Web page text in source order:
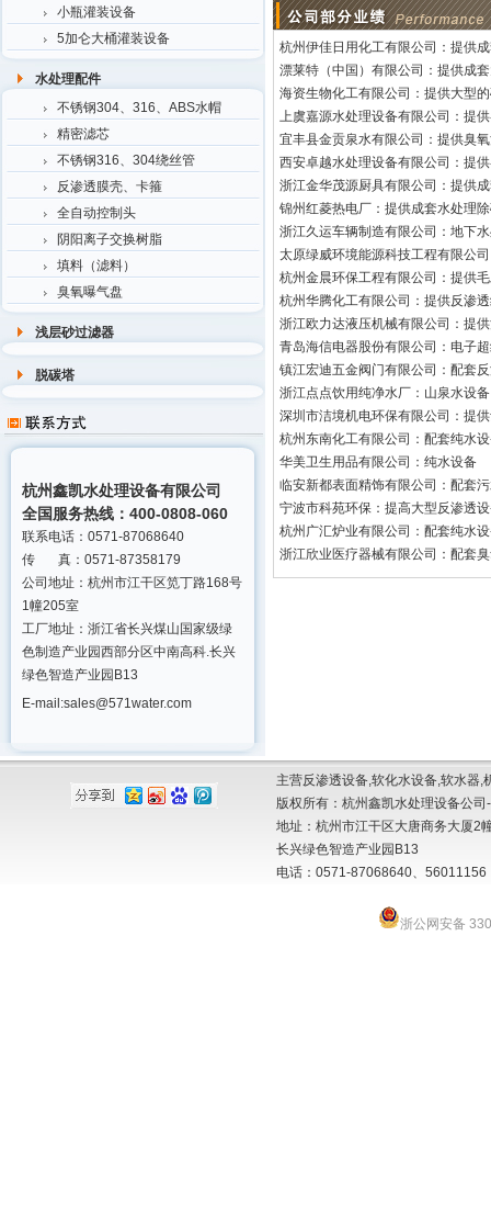
小瓶灌装设备
5加仑大桶灌装设备
水处理配件
不锈钢304、316、ABS水帽
精密滤芯
不锈钢316、304绕丝管
反渗透膜壳、卡箍
全自动控制头
阴阳离子交换树脂
填料（滤料）
臭氧曝气盘
浅层砂过滤器
脱碳塔
杭州鑫凯水处理设备有限公司
全国服务热线：400-0808-060
联系电话：0571-87068640
传 真：0571-87358179
公司地址：杭州市江干区笕丁路168号
1幢205室
工厂地址：浙江省长兴煤山国家级绿
色制造产业园西部分区中南高科.长兴
绿色智造产业园B13
E-mail:sales@571water.com
杭州伊佳日用化工有限公司：提供
漂莱特（中国）有限公司：提供成
海资生物化工有限公司：提供大型
上虞嘉源水处理设备有限公司：提
宜丰县金贡泉水有限公司：提供臭
西安卓越水处理设备有限公司：提
浙江金华茂源厨具有限公司：提供
锦州红菱热电厂：提供成套水处理
浙江久运车辆制造有限公司：地下
太原绿威环境能源科技工程有限公
杭州金晨环保工程有限公司：提供
杭州华腾化工有限公司：提供反渗
浙江欧力达液压机械有限公司：提
青岛海信电器股份有限公司：电子
镇江宏迪五金阀门有限公司：配套
浙江点点饮用纯净水厂：山泉水设备
深圳市洁境机电环保有限公司：提
杭州东南化工有限公司：配套纯水
华美卫生用品有限公司：纯水设备
临安新都表面精饰有限公司：配套
宁波市科苑环保：提高大型反渗透
杭州广汇炉业有限公司：配套纯水
浙江欣业医疗器械有限公司：配套
主营反渗透设备,软化水设备,软水器
版权所有：杭州鑫凯水处理设备公
地址：杭州市江干区大唐商务大厦2
长兴绿色智造产业园B13
电话：0571-87068640、
浙公网安备